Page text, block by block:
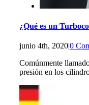
¿Qué es un
junio 4th, 2020|0
Comúnmente
presión en los